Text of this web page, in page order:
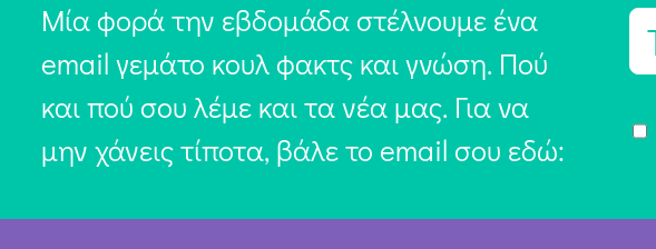
Μία φορά την εβδομάδα στέλνουμε ένα
email γεμάτο κουλ φακτς και γνώση. Πού
και πού σου λέμε και τα νέα μας. Για να
μην χάνεις τίποτα, βάλε το email σου εδώ:
E
i
π
δ